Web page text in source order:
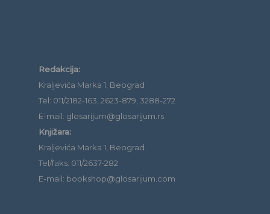
Redakcija:
Kraljevića Marka 1, Beograd
Tel: 011/2182-163, 2623-879, 3288-272
E-mail: glosarijum@glosarijum.rs
Knjižara:
Kraljevića Marka 1, Beograd
Tel/faks: 011/2637-282
E-mail: bookshop@glosarijum.com